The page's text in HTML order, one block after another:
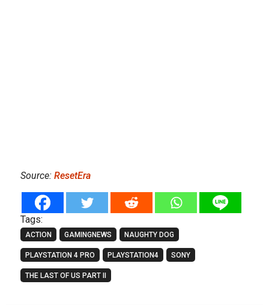
Source: ResetEra
Tags:
ACTION GAMINGNEWS NAUGHTY DOG
PLAYSTATION 4 PRO PLAYSTATION4 SONY
THE LAST OF US PART II